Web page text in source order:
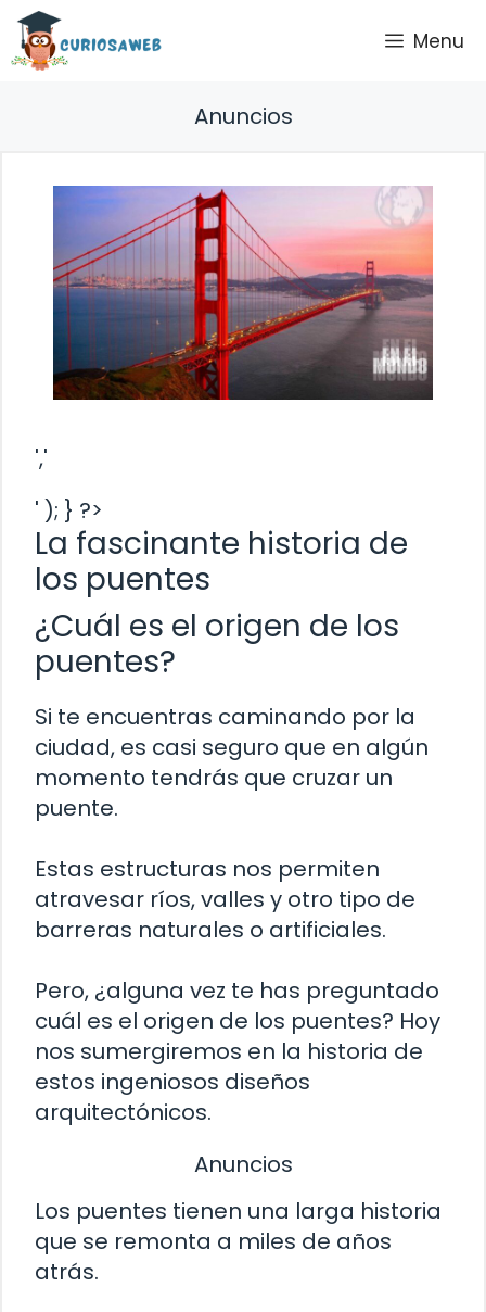
Saltar
contenido
Menu
Anuncios
','
' ); } ?>
La fascinante historia de
los puentes
¿Cuál es el origen de los
puentes?
Si te encuentras caminando por la
ciudad, es casi seguro que en algún
momento tendrás que cruzar un
puente.
Estas estructuras nos permiten
atravesar ríos, valles y otro tipo de
barreras naturales o artificiales.
Pero, ¿alguna vez te has preguntado
cuál es el origen de los puentes? Hoy
nos sumergiremos en la historia de
estos ingeniosos diseños
arquitectónicos.
Anuncios
Los puentes tienen una larga historia
que se remonta a miles de años
atrás.